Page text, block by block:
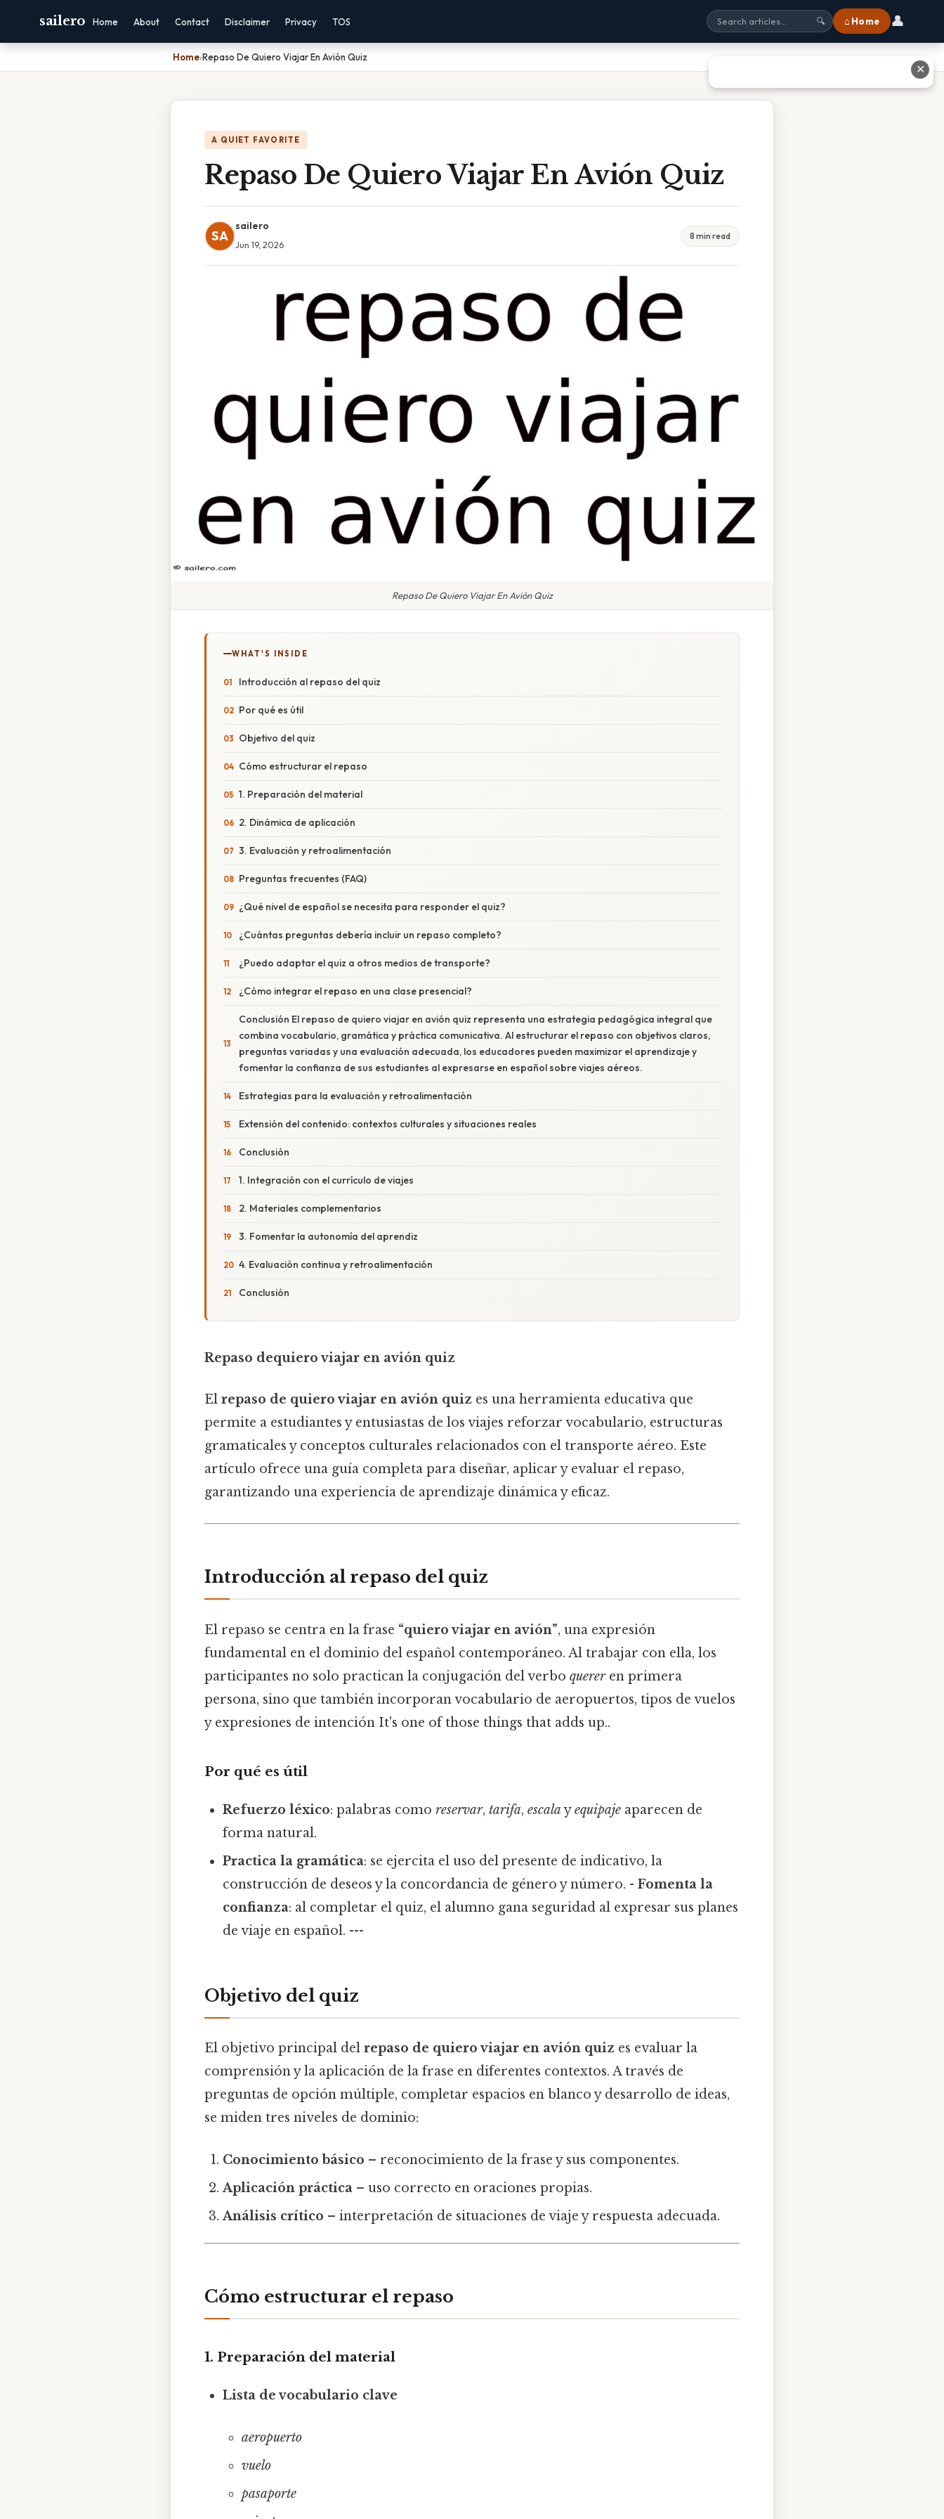
sailero Home About Contact Disclaimer Privacy TOS 🔍 ⌂ Home 👤
Home›Repaso De Quiero Viajar En Avión Quiz
A QUIET FAVORITE
Repaso De Quiero Viajar En Avión Quiz
SA
sailero
Jun 19, 2026
8 min read
Repaso De Quiero Viajar En Avión Quiz
WHAT'S INSIDE
Introducción al repaso del quiz
Por qué es útil
Objetivo del quiz
Cómo estructurar el repaso
1. Preparación del material
2. Dinámica de aplicación
3. Evaluación y retroalimentación
Preguntas frecuentes (FAQ)
¿Qué nivel de español se necesita para responder el quiz?
¿Cuántas preguntas debería incluir un repaso completo?
¿Puedo adaptar el quiz a otros medios de transporte?
¿Cómo integrar el repaso en una clase presencial?
Conclusión El repaso de quiero viajar en avión quiz representa una estrategia pedagógica integral que
combina vocabulario, gramática y práctica comunicativa. Al estructurar el repaso con objetivos claros,
preguntas variadas y una evaluación adecuada, los educadores pueden maximizar el aprendizaje y
fomentar la confianza de sus estudiantes al expresarse en español sobre viajes aéreos.
Estrategias para la evaluación y retroalimentación
Extensión del contenido: contextos culturales y situaciones reales
Conclusión
1. Integración con el currículo de viajes
2. Materiales complementarios
3. Fomentar la autonomía del aprendiz
4. Evaluación continua y retroalimentación
Conclusión
Repaso dequiero viajar en avión quiz
El repaso de quiero viajar en avión quiz es una herramienta educativa que
permite a estudiantes y entusiastas de los viajes reforzar vocabulario, estructuras
gramaticales y conceptos culturales relacionados con el transporte aéreo. Este
artículo ofrece una guía completa para diseñar, aplicar y evaluar el repaso,
garantizando una experiencia de aprendizaje dinámica y eficaz.
Introducción al repaso del quiz
El repaso se centra en la frase “quiero viajar en avión”, una expresión
fundamental en el dominio del español contemporáneo. Al trabajar con ella, los
participantes no solo practican la conjugación del verbo quereren primera
persona, sino que también incorporan vocabulario de aeropuertos, tipos de vuelos
y expresiones de intención It's one of those things that adds up..
Por qué es útil
Refuerzo léxico: palabras comoreservar,tarifa,escalayequipaje aparecen de
forma natural.
Practica la gramática: se ejercita el uso del presente de indicativo, la
construcción de deseos y la concordancia de género y número. -Fomenta la
confianza: al completar el quiz, el alumno gana seguridad al expresar sus planes
de viaje en español. ---
Objetivo del quiz
El objetivo principal del repaso de quiero viajar en avión quiz es evaluar la
comprensión y la aplicación de la frase en diferentes contextos. A través de
preguntas de opción múltiple, completar espacios en blanco y desarrollo de ideas,
se miden tres niveles de dominio:
Conocimiento básico – reconocimiento de la frase y sus componentes.
Aplicación práctica – uso correcto en oraciones propias.
Análisis crítico – interpretación de situaciones de viaje y respuesta adecuada.
Cómo estructurar el repaso
1. Preparación del material
Lista de vocabulario clave
aeropuerto
vuelo
pasaporte
✕